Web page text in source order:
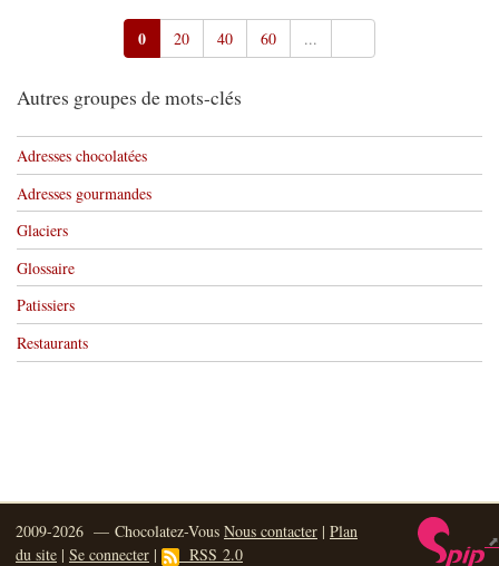
0 20 40 60 ...
Autres groupes de mots-clés
Adresses chocolatées
Adresses gourmandes
Glaciers
Glossaire
Patissiers
Restaurants
2009-2026 — Chocolatez-Vous Nous contacter | Plan
du site | Se connecter | RSS 2.0